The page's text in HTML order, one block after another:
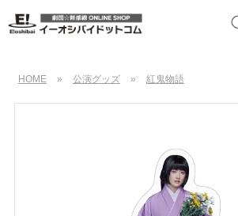
HOME » 公演グッズ » 紅鬼物語